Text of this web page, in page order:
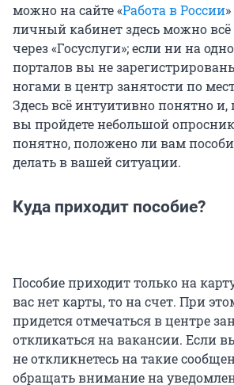
можно на сайте «Работа в России
личный кабинет здесь можно всё
через «Госуслуги»; если ни на
порталов вы не
ногами в центр занятости по
Здесь всё интуитивно понятно и,
вы пройдете небольшой
понятно, положено ли вам
делать в вашей ситуации.
Куда приходит пособие?
Пособие приходит только на
вас нет карты, то на счет. При
придется отмечаться в центре
откликаться на вакансии. Если
не откликнетесь на такие
обращать внимание на